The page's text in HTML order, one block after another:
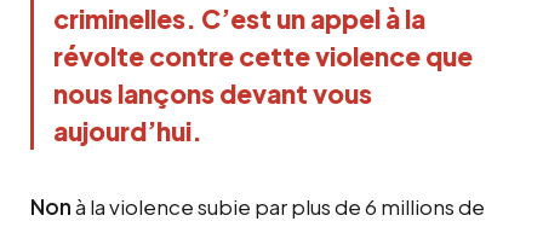
criminelles. C’est un appel à la
révolte contre cette violence que
nous lançons devant vous
aujourd’hui.
Nonà la violence subie par plus de 6 millions de